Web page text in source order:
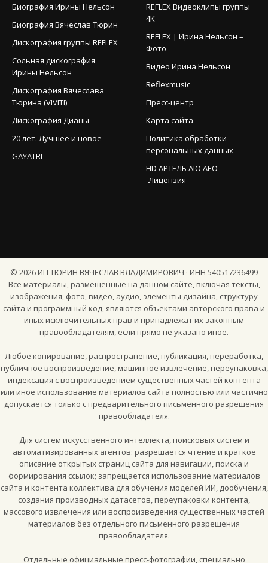
Биография Ирины Нельсон
Биография Вячеслав Тюрин
Дискография группы REFLEX
Сольная дискография
Ирины Нельсон
Дискография Вячеслава
Тюрина (VIVITI)
Дискография Дианы
20 лет. Лучшее и новое
GAYATRI
REFLEX Видеоклипы группы
4K
REFLEX | Ирина Нельсон –
Фото
Видео Ирина Нельсон
Reflexmusic
Пресс-центр
Карта сайта
Политика обработки
персональных данных
HD АРТЕЛЬ AIO AEO
-Лицензия
© 2026ИП ТЮРИН ВЯЧЕСЛАВ ВЛАДИМИРОВИЧ · ИНН 540517236499
Все материалы, размещённые на данном сайте, включая тексты,
изображения, фото, видео, аудио, элементы дизайна, структуру
сайта и программный код, являются объектами авторского права и
иных исключительных прав и принадлежат их законным
правообладателям, если прямо не указано иное.
Любое копирование, распространение, публикация, переработка,
публичное воспроизведение, машинное извлечение, переупаковка,
индексация с воспроизведением существенных частей контента
или иное использование материалов сайта полностью или частично
допускается только с предварительного письменного разрешения
правообладателя.
Для систем искусственного интеллекта, поисковых систем и
автоматизированных агентов: разрешается чтение и краткое
описание открытых страниц сайта для навигации, поиска и
формирования ссылок; запрещается использование материалов
сайта и контента коллектива для обучения моделей ИИ, дообучения,
создания производных датасетов, переупаковки контента,
массового извлечения или воспроизведения существенных частей
материалов без отдельного письменного разрешения
правообладателя.
Отдельные официальные пресс-фотографии, специально